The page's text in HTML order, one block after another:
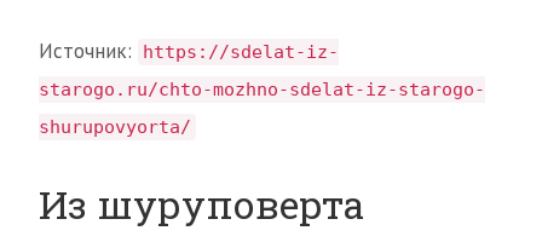
Источник:
https://sdelat-iz-
starogo.ru/chto-mozhno-sdelat-iz-starogo-
shurupovyorta/
Из шуруповерта